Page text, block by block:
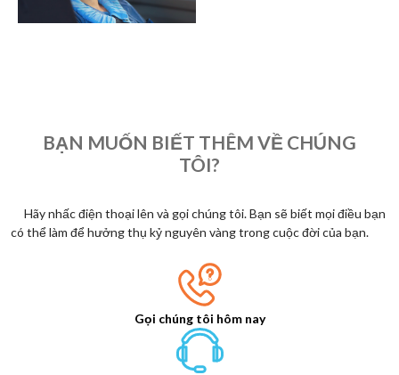
BẠN MUỐN BIẾT THÊM VỀ CHÚNG
TÔI?
Hãy nhấc điện thoại lên và gọi chúng tôi. Bạn sẽ biết mọi điều bạn
có thể làm để hưởng thụ kỷ nguyên vàng trong cuộc đời của bạn.
Gọi chúng tôi hôm nay